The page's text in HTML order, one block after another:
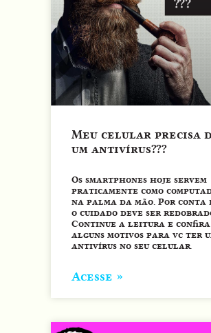
Meu celular precisa
um antivírus???
Os smartphones hoje servem
praticamente como
na palma da mão. Por conta
o cuidado deve ser
Continue a leitura e confira
alguns motivos para vc ter
antivírus no seu celular.
Acesse »